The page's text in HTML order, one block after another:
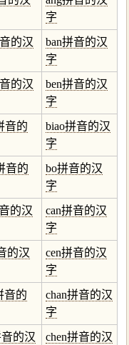
字
的汉
ban拼音的汉
字
的汉
ben拼音的汉
字
音的
biao拼音的汉
字
音的
bo拼音的汉
字
的汉
can拼音的汉
字
的汉
cen拼音的汉
字
音的
chan拼音的汉
字
音的汉
chen拼音的汉